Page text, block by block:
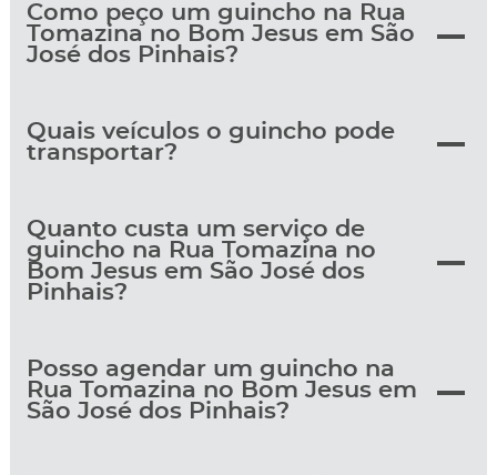
Como peço um guincho na Rua
Tomazina no Bom Jesus em São
José dos Pinhais?
Quais veículos o guincho pode
transportar?
Quanto custa um serviço de
guincho na Rua Tomazina no
Bom Jesus em São José dos
Pinhais?
Posso agendar um guincho na
Rua Tomazina no Bom Jesus em
São José dos Pinhais?